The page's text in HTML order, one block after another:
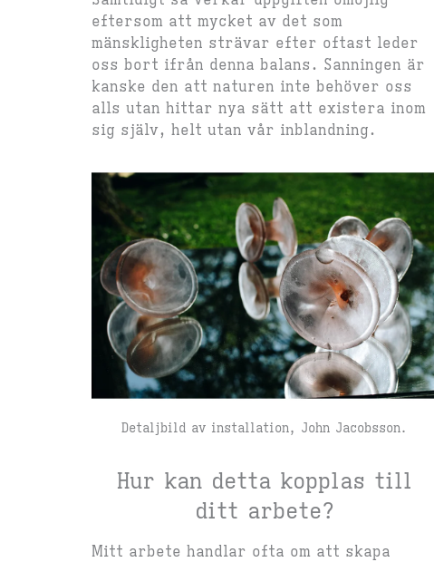
eftersom att mycket av det som
mänskligheten strävar efter oftast leder
oss bort ifrån denna balans. Sanningen är
kanske den att naturen inte behöver oss
alls utan hittar nya sätt att existera inom
sig själv, helt utan vår inblandning.
Detaljbild av installation, John Jacobsson.
Hur kan detta kopplas till
ditt arbete?
Mitt arbete handlar ofta om att skapa